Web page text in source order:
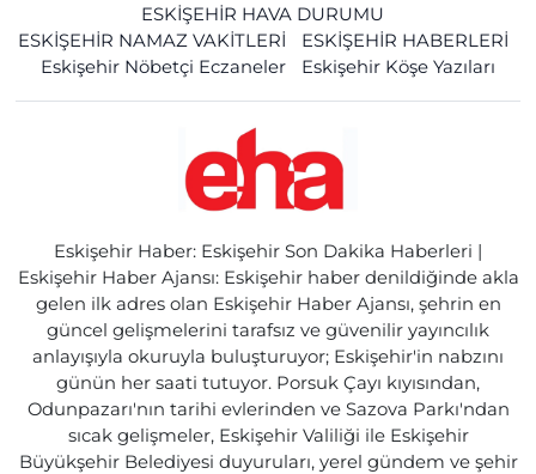
ESKİŞEHİR HAVA DURUMU
ESKİŞEHİR NAMAZ VAKİTLERİ
ESKİŞEHİR HABERLERİ
Eskişehir Nöbetçi Eczaneler
Eskişehir Köşe Yazıları
Eskişehir Haber: Eskişehir Son Dakika Haberleri |
Eskişehir Haber Ajansı: Eskişehir haber denildiğinde akla
gelen ilk adres olan Eskişehir Haber Ajansı, şehrin en
güncel gelişmelerini tarafsız ve güvenilir yayıncılık
anlayışıyla okuruyla buluşturuyor; Eskişehir'in nabzını
günün her saati tutuyor. Porsuk Çayı kıyısından,
Odunpazarı'nın tarihi evlerinden ve Sazova Parkı'ndan
sıcak gelişmeler, Eskişehir Valiliği ile Eskişehir
Büyükşehir Belediyesi duyuruları, yerel gündem ve şehir